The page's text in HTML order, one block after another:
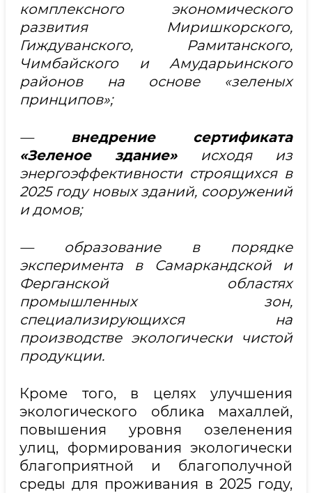
комплексного экономического
развития Миришкорского,
Гиждуванского, Рамитанского,
Чимбайского и Амударьинского
районов на основе «зеленых
принципов»;
— внедрение сертификата
«Зеленое здание»исходя из
энергоэффективности строящихся в
2025 году новых зданий, сооружений
и домов;
— образование в порядке
эксперимента в Самаркандской и
Ферганской областях
промышленных зон,
специализирующихся на
производстве экологически чистой
продукции.
Кроме того, в целях улучшения
экологического облика махаллей,
повышения уровня озеленения
улиц, формирования экологически
благоприятной и благополучной
среды для проживания в 2025 году,